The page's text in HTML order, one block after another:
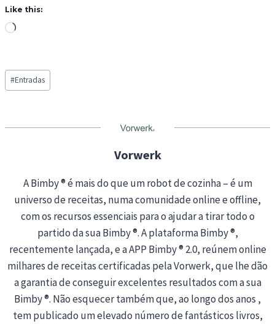
Like this:
L
d
i
g
Post
Tags:
#Entradas
Vorwerk
A Bimby ® é mais do que um robot de cozinha – é um
universo de receitas, numa comunidade online e offline,
com os recursos essenciais para o ajudar a tirar todo o
partido da sua Bimby ®. A plataforma Bimby ®,
recentemente lançada, e a APP Bimby ® 2.0, reúnem online
milhares de receitas certificadas pela Vorwerk, que lhe dão
a garantia de conseguir excelentes resultados com a sua
Bimby ®. Não esquecer também que, ao longo dos anos ,
tem publicado um elevado número de fantásticos livros,